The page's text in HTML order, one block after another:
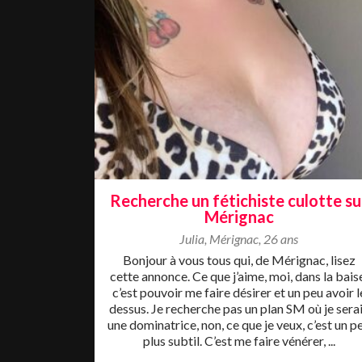
Recherche un fétichiste culotte
Mérignac
Julia Mérignac 26 ans
Bonjour à vous tous qui, de Mérignac, lisez
cette annonce. Ce que j’aime, moi, dans la
c’est pouvoir me faire désirer et un peu avoir
dessus. Je recherche pas un plan SM où je
une dominatrice, non, ce que je veux, c’est un
plus subtil. C’est me faire vénérer, ...